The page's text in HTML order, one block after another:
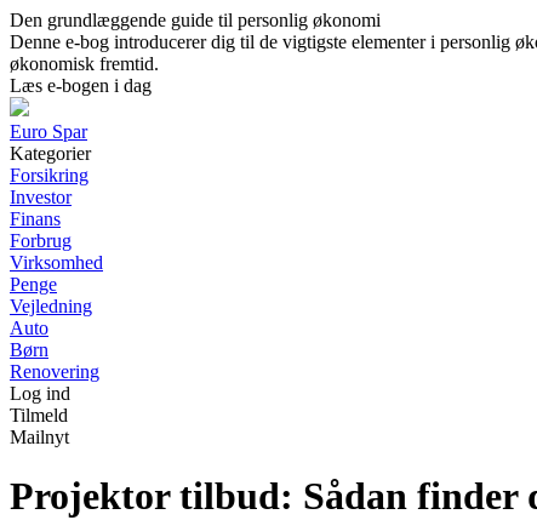
Den grundlæggende guide til personlig økonomi
Denne e-bog introducerer dig til de vigtigste elementer i personlig
økonomisk fremtid.
Læs e-bogen i dag
Euro Spar
Kategorier
Forsikring
Investor
Finans
Forbrug
Virksomhed
Penge
Vejledning
Auto
Børn
Renovering
Log ind
Tilmeld
Mailnyt
Projektor tilbud: Sådan finder